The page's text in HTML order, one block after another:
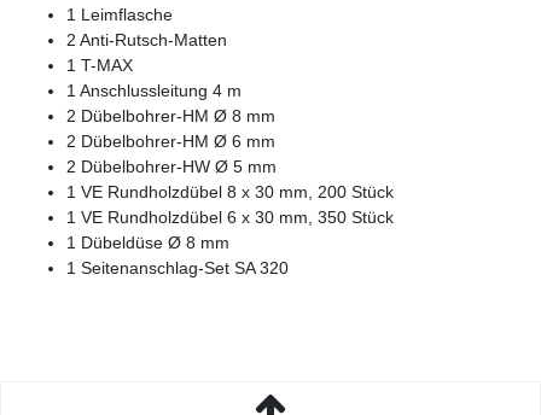
1 Leimflasche
2 Anti-Rutsch-Matten
1 T-MAX
1 Anschlussleitung 4 m
2 Dübelbohrer-HM Ø 8 mm
2 Dübelbohrer-HM Ø 6 mm
2 Dübelbohrer-HW Ø 5 mm
1 VE Rundholzdübel 8 x 30 mm, 200 Stück
1 VE Rundholzdübel 6 x 30 mm, 350 Stück
1 Dübeldüse Ø 8 mm
1 Seitenanschlag-Set SA 320